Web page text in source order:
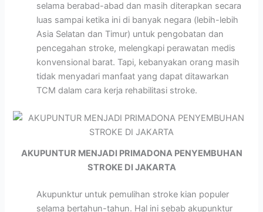
selama berabad-abad dan masih diterapkan secara
luas sampai ketika ini di banyak negara (lebih-lebih
Asia Selatan dan Timur) untuk pengobatan dan
pencegahan stroke, melengkapi perawatan medis
konvensional barat. Tapi, kebanyakan orang masih
tidak menyadari manfaat yang dapat ditawarkan
TCM dalam cara kerja rehabilitasi stroke.
AKUPUNTUR MENJADI PRIMADONA PENYEMBUHAN
STROKE DI JAKARTA
Akupunktur untuk pemulihan stroke kian populer
selama bertahun-tahun. Hal ini sebab akupunktur